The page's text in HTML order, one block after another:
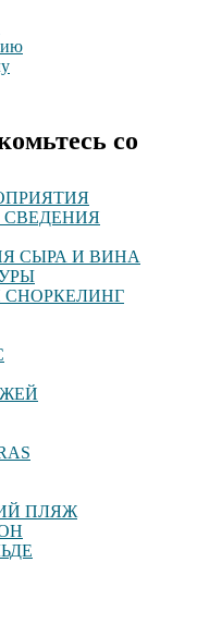
СЫРА И ВИНА
СНОРКЕЛИНГ
ПЛЯЖ
со